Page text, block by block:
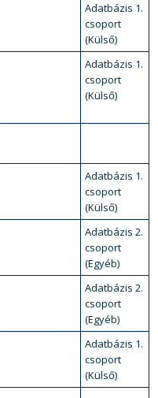
Adatbázis 1.
csoport
(Külső)
Adatbázis 1.
csoport
(Külső)
Adatbázis 1.
csoport
(Külső)
Adatbázis 2.
csoport
(Egyéb)
Adatbázis 2.
csoport
(Egyéb)
Adatbázis 1.
csoport
(Külső)